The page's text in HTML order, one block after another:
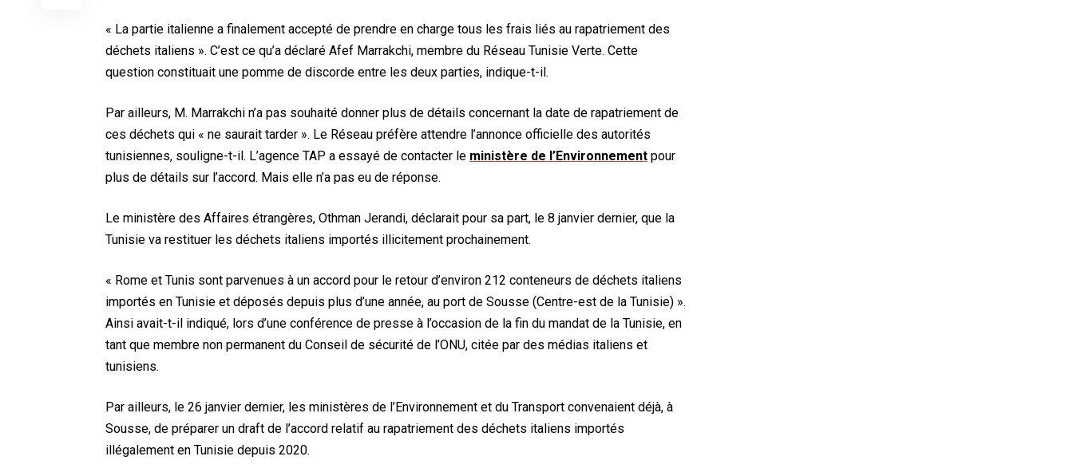
« La partie italienne a finalement accepté de prendre en charge tous les frais liés au rapatriement des
déchets italiens ». C’est ce qu’a déclaré Afef Marrakchi, membre du Réseau Tunisie Verte. Cette
question constituait une pomme de discorde entre les deux parties, indique-t-il.
Par ailleurs, M. Marrakchi n’a pas souhaité donner plus de détails concernant la date de rapatriement de
ces déchets qui « ne saurait tarder ». Le Réseau préfère attendre l’annonce officielle des autorités
tunisiennes, souligne-t-il. L’agence TAP a essayé de contacter le ministère de l’Environnement pour
plus de détails sur l’accord. Mais elle n’a pas eu de réponse.
Le ministère des Affaires étrangères, Othman Jerandi, déclarait pour sa part, le 8 janvier dernier, que la
Tunisie va restituer les déchets italiens importés illicitement prochainement.
« Rome et Tunis sont parvenues à un accord pour le retour d’environ 212 conteneurs de déchets italiens
importés en Tunisie et déposés depuis plus d’une année, au port de Sousse (Centre-est de la Tunisie) ».
Ainsi avait-t-il indiqué, lors d’une conférence de presse à l’occasion de la fin du mandat de la Tunisie, en
tant que membre non permanent du Conseil de sécurité de l’ONU, citée par des médias italiens et
tunisiens.
Par ailleurs, le 26 janvier dernier, les ministères de l’Environnement et du Transport convenaient déjà, à
Sousse, de préparer un draft de l’accord relatif au rapatriement des déchets italiens importés
illégalement en Tunisie depuis 2020.